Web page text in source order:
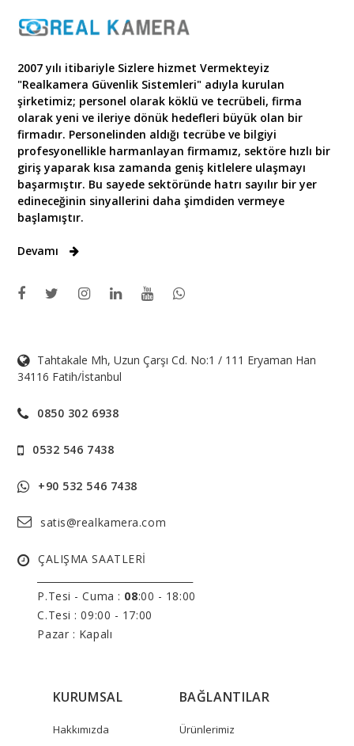
2007 yılı itibariyle Sizlere hizmet Vermekteyiz
"Realkamera Güvenlik Sistemleri" adıyla kurulan
şirketimiz; personel olarak köklü ve tecrübeli, firma
olarak yeni ve ileriye dönük hedefleri büyük olan bir
firmadır. Personelinden aldığı tecrübe ve bilgiyi
profesyonellikle harmanlayan firmamız, sektöre hızlı bir
giriş yaparak kısa zamanda geniş kitlelere ulaşmayı
başarmıştır. Bu sayede sektöründe hatrı sayılır bir yer
edineceğinin sinyallerini daha şimdiden vermeye
başlamıştır.
Devamı
Tahtakale Mh, Uzun Çarşı Cd. No:1 / 111 Eryaman Han
34116 Fatih/İstanbul
0850 302 6938
0532 546 7438
+90 532 546 7438
satis@realkamera.com
ÇALIŞMA SAATLERİ
P.Tesi - Cuma : 08:00 - 18:00
C.Tesi : 09:00 - 17:00
Pazar : Kapalı
KURUMSAL
Hakkımızda
BAĞLANTILAR
Ürünlerimiz